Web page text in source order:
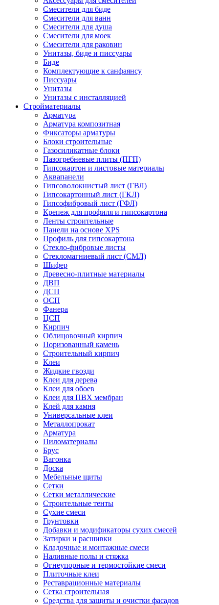
Смесители для биде
Смесители для ванн
Смесители для душа
Смесители для моек
Смесители для раковин
Унитазы, биде и писсуары
Биде
Комплектующие к санфаянсу
Писсуары
Унитазы
Унитазы с инсталляцией
Стройматериалы
Арматура
Арматура композитная
Фиксаторы арматуры
Блоки строительные
Газосиликатные блоки
Пазогребневые плиты (ПГП)
Гипсокартон и листовые материалы
Аквапанели
Гипсоволокнистый лист (ГВЛ)
Гипсокартонный лист (ГКЛ)
Гипсофибровый лист (ГФЛ)
Крепеж для профиля и гипсокартона
Ленты строительные
Панели на основе XPS
Профиль для гипсокартона
Стекло-фибровые листы
Стекломагниевый лист (СМЛ)
Шифер
Древесно-плитные материалы
ДВП
ДСП
ОСП
Фанера
ЦСП
Кирпич
Облицовочный кирпич
Поризованный камень
Строительный кирпич
Клеи
Жидкие гвозди
Клеи для дерева
Клеи для обоев
Клеи для ПВХ мембран
Клей для камня
Универсальные клеи
Металлопрокат
Арматура
Пиломатериалы
Брус
Вагонка
Доска
Мебельные щиты
Сетки
Сетки металлические
Строительные тенты
Сухие смеси
Грунтовки
Добавки и модификаторы сухих смесей
Затирки и расшивки
Кладочные и монтажные смеси
Наливные полы и стяжка
Огнеупорные и термостойкие смеси
Плиточные клеи
Реставрационные материалы
Сетка строительная
Средства для защиты и очистки фасадов